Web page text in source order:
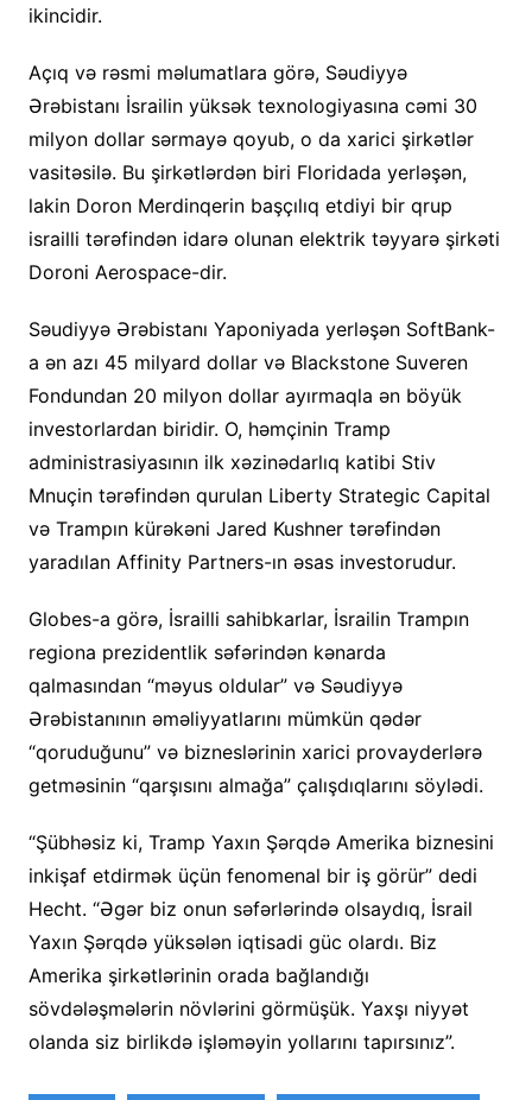
ikincidir.
Açıq və rəsmi məlumatlara görə, Səudiyyə
Ərəbistanı İsrailin yüksək texnologiyasına cəmi 30
milyon dollar sərmayə qoyub, o da xarici şirkətlər
vasitəsilə. Bu şirkətlərdən biri Floridada yerləşən,
lakin Doron Merdinqerin başçılıq etdiyi bir qrup
israilli tərəfindən idarə olunan elektrik təyyarə şirkəti
Doroni Aerospace-dir.
Səudiyyə Ərəbistanı Yaponiyada yerləşən SoftBank-
a ən azı 45 milyard dollar və Blackstone Suveren
Fondundan 20 milyon dollar ayırmaqla ən böyük
investorlardan biridir. O, həmçinin Tramp
administrasiyasının ilk xəzinədarlıq katibi Stiv
Mnuçin tərəfindən qurulan Liberty Strategic Capital
və Trampın kürəkəni Jared Kushner tərəfindən
yaradılan Affinity Partners-ın əsas investorudur.
Globes-a görə, İsrailli sahibkarlar, İsrailin Trampın
regiona prezidentlik səfərindən kənarda
qalmasından “məyus oldular” və Səudiyyə
Ərəbistanının əməliyyatlarını mümkün qədər
“qoruduğunu” və bizneslərinin xarici provayderlərə
getməsinin “qarşısını almağa” çalışdıqlarını söylədi.
“Şübhəsiz ki, Tramp Yaxın Şərqdə Amerika biznesini
inkişaf etdirmək üçün fenomenal bir iş görür” dedi
Hecht. “Əgər biz onun səfərlərində olsaydıq, İsrail
Yaxın Şərqdə yüksələn iqtisadi güc olardı. Biz
Amerika şirkətlərinin orada bağlandığı
sövdələşmələrin növlərini görmüşük. Yaxşı niyyət
olanda siz birlikdə işləməyin yollarını tapırsınız”.